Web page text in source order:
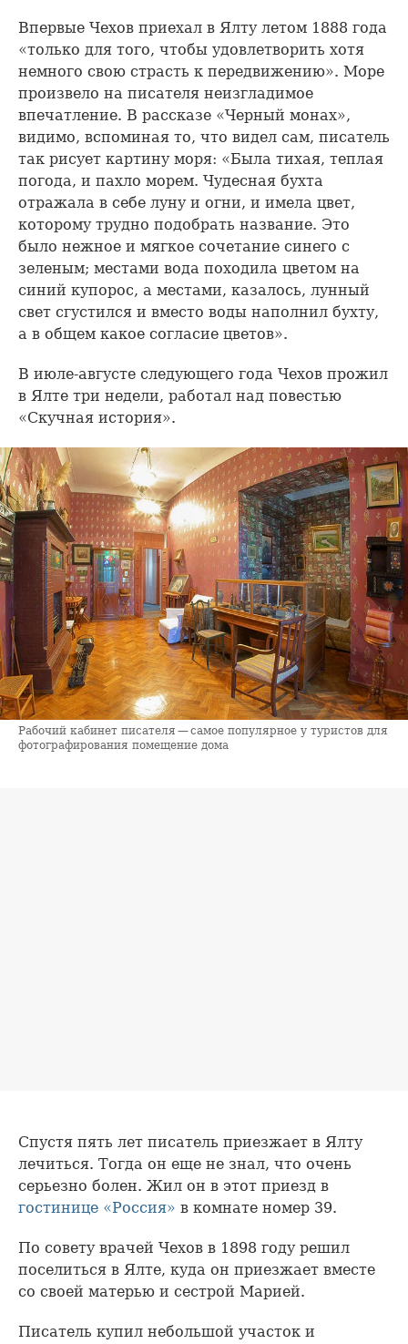
Впервые Чехов приехал в Ялту летом 1888 года
«только для того, чтобы удовлетворить хотя
немного свою страсть к передвижению». Море
произвело на писателя неизгладимое
впечатление. В рассказе «Черный монах»,
видимо, вспоминая то, что видел сам, писатель
так рисует картину моря: «Была тихая, теплая
погода, и пахло морем. Чудесная бухта
отражала в себе луну и огни, и имела цвет,
которому трудно подобрать название. Это
было нежное и мягкое сочетание синего с
зеленым; местами вода походила цветом на
синий купорос, а местами, казалось, лунный
свет сгустился и вместо воды наполнил бухту,
а в общем какое согласие цветов».
В июле-августе следующего года Чехов прожил
в Ялте три недели, работал над повестью
«Скучная история».
Рабочий кабинет писателя — самое популярное у туристов для
фотографирования помещение дома
Спустя пять лет писатель приезжает в Ялту
лечиться. Тогда он еще не знал, что очень
серьезно болен. Жил он в этот приезд в
гостинице «Россия» в комнате номер 39.
По совету врачей Чехов в 1898 году решил
поселиться в Ялте, куда он приезжает вместе
со своей матерью и сестрой Марией.
Писатель купил небольшой участок и